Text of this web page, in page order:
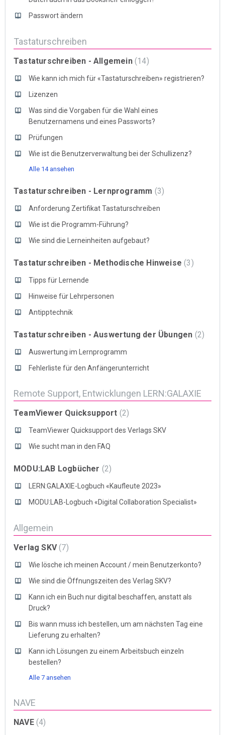
Passwort ändern
Tastaturschreiben
Tastaturschreiben - Allgemein 14
Wie kann ich mich für «Tastaturschreiben» registrieren?
Lizenzen
Was sind die Vorgaben für die Wahl eines
Benutzernamens und eines Passworts?
Prüfungen
Wie ist die Benutzerverwaltung bei der Schullizenz?
Alle 14 ansehen
Tastaturschreiben - Lernprogramm 3
Anforderung Zertifikat Tastaturschreiben
Wie ist die Programm-Führung?
Wie sind die Lerneinheiten aufgebaut?
Tastaturschreiben - Methodische Hinweise 3
Tipps für Lernende
Hinweise für Lehrpersonen
Antipptechnik
Tastaturschreiben - Auswertung der Übungen 2
Auswertung im Lernprogramm
Fehlerliste für den Anfängerunterricht
Remote Support, Entwicklungen LERN:GALAXIE
TeamViewer Quicksupport 2
TeamViewer Quicksupport des Verlags SKV
Wie sucht man in den FAQ
MODU:LAB Logbücher 2
LERN:GALAXIE-Logbuch «Kaufleute 2023»
MODU:LAB-Logbuch «Digital Collaboration Specialist»
Allgemein
Verlag SKV 7
Wie lösche ich meinen Account / mein Benutzerkonto?
Wie sind die Öffnungszeiten des Verlag SKV?
Kann ich ein Buch nur digital beschaffen, anstatt als
Druck?
Bis wann muss ich bestellen, um am nächsten Tag eine
Lieferung zu erhalten?
Kann ich Lösungen zu einem Arbeitsbuch einzeln
bestellen?
Alle 7 ansehen
NAVE
NAVE 4